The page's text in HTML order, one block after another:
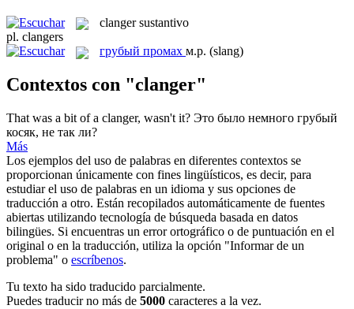
clanger sustantivo
pl. clangers
грубый промах м.р. (slang)
Contextos con "clanger"
That was a bit of a clanger, wasn't it? Это было немного грубый
косяк, не так ли?
Más
Los ejemplos del uso de palabras en diferentes contextos se
proporcionan únicamente con fines lingüísticos, es decir, para
estudiar el uso de palabras en un idioma y sus opciones de
traducción a otro. Están recopilados automáticamente de fuentes
abiertas utilizando tecnología de búsqueda basada en datos
bilingües. Si encuentras un error ortográfico o de puntuación en el
original o en la traducción, utiliza la opción "Informar de un
problema" o escríbenos.
Tu texto ha sido traducido parcialmente.
Puedes traducir no más de 5000 caracteres a la vez.